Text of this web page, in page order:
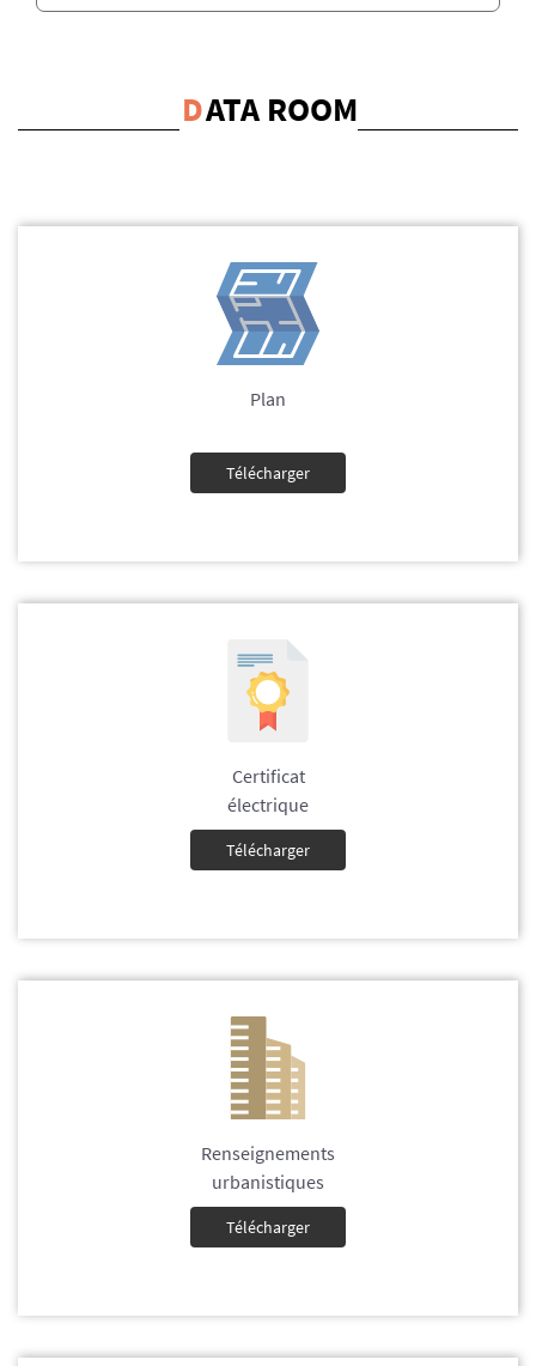
DATA ROOM
Plan
Télécharger
Certificat
électrique
Télécharger
Renseignements
urbanistiques
Télécharger